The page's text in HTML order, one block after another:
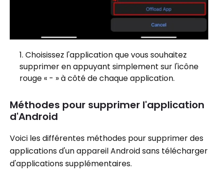
Choisissez l'application que vous souhaitez
supprimer en appuyant simplement sur l'icône
rouge « - » à côté de chaque application.
Méthodes pour supprimer l'application
d'Android
Voici les différentes méthodes pour supprimer des
applications d'un appareil Android sans télécharger
d'applications supplémentaires.